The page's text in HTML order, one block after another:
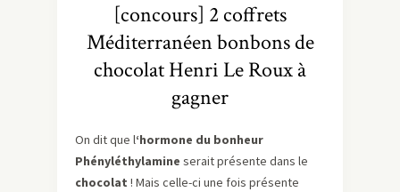
[concours] 2 coffrets
Méditerranéen bonbons de
chocolat Henri Le Roux à
gagner
On dit que l‘hormone du bonheur
Phényléthylamine serait présente dans le
chocolat ! Mais celle-ci une fois présente